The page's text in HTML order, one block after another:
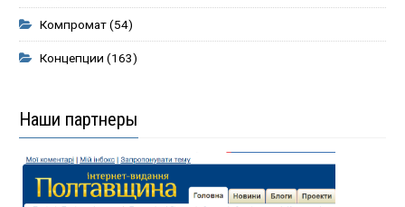
Компромат(54)
Концепции (163)
Наши партнеры